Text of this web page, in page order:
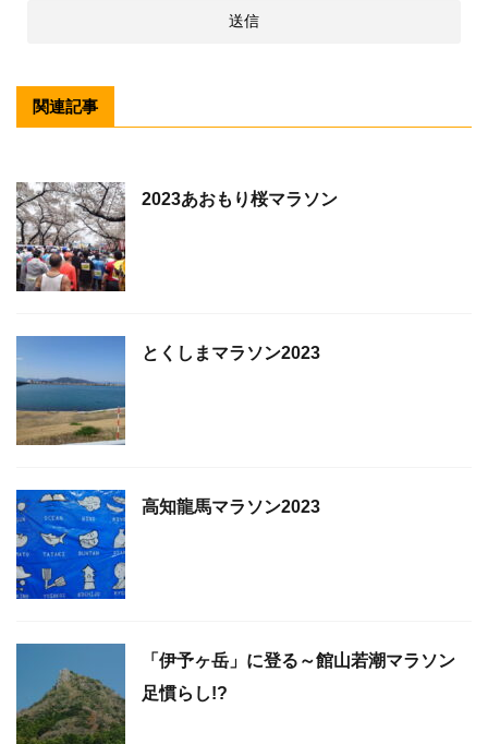
関連記事
2023あおもり桜マラソン
とくしまマラソン2023
高知龍馬マラソン2023
「伊予ヶ岳」に登る～館山若潮マラソン
足慣らし!?